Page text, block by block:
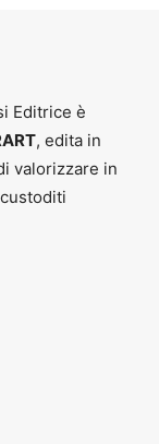
Editrice è
, edita in
valorizzare in